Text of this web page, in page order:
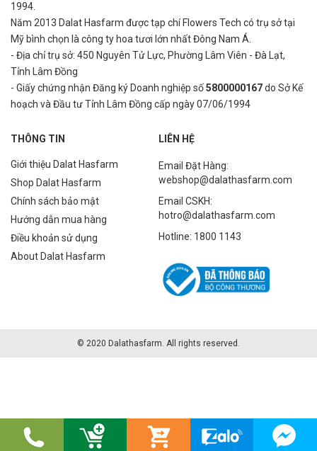
1994.
Năm 2013 Dalat Hasfarm được tạp chí Flowers Tech có trụ sở tại
Mỹ bình chọn là công ty hoa tươi lớn nhất Đông Nam Á.
- Địa chỉ trụ sở: 450 Nguyên Tử Lực, Phường Lâm Viên - Đà Lạt,
Tỉnh Lâm Đồng
- Giấy chứng nhận Đăng ký Doanh nghiệp số5800000167do Sở Kế
hoạch và Đầu tư Tỉnh Lâm Đồng cấp ngày 07/06/1994
THÔNG TIN
Giới thiệu Dalat Hasfarm
Shop Dalat Hasfarm
Chính sách bảo mật
Hướng dẫn mua hàng
Điều khoản sử dụng
About Dalat Hasfarm
LIÊN HỆ
Email Đặt Hàng:
webshop@dalathasfarm.com
Email CSKH:
hotro@dalathasfarm.com
Hotline: 1800 1143
© 2020 Dalathasfarm. All rights reserved.